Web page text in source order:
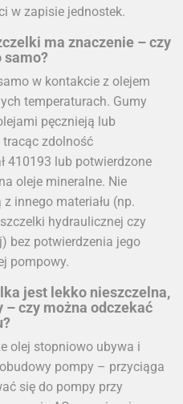
w zapisie jednostek.
ma znaczenie – czy
samo?
w kontakcie z olejem
temperaturach. Gumy
pęcznieją lub
zdolność
410193 lub potwierdzone
oleje mineralne. Nie
innego materiału (np.
hydraulicznej czy
bez potwierdzenia jego
pompowy.
jest lekko nieszczelna,
czy można odczekać
olej stopniowo ubywa i
pompy – przyciąga
się do pompy przy